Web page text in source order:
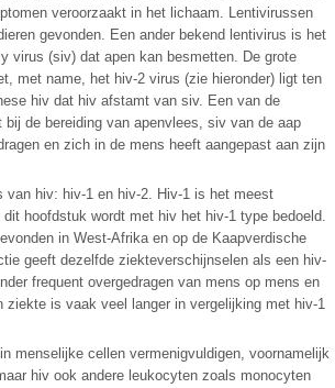
veroorzaakt in het lichaam. Lentivirussen
gevonden. Een ander bekend lentivirus is het
virus (siv) dat apen kan besmetten. De grote
met name, het hiv-2 virus (zie hieronder) ligt ten
hiv dat hiv afstamt van siv. Een van de
bij de bereiding van apenvlees, siv van de aap
en zich in de mens heeft aangepast aan zijn
van hiv: hiv-1 en hiv-2. Hiv-1 is het meest
hoofdstuk wordt met hiv het hiv-1 type bedoeld.
in West-Afrika en op de Kaapverdische
geeft dezelfde ziekteverschijnselen als een hiv-
frequent overgedragen van mens op mens en
ziekte is vaak veel langer in vergelijking met hiv-1
menselijke cellen vermenigvuldigen, voornamelijk
hiv ook andere leukocyten zoals monocyten